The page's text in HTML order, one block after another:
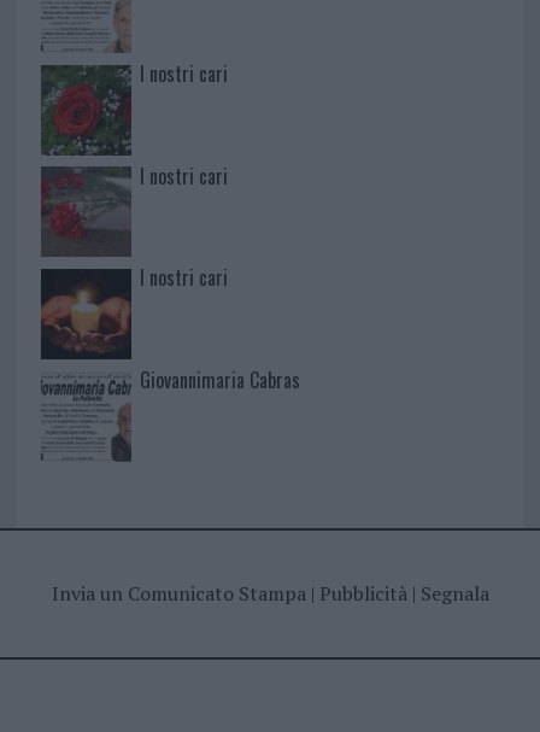
I nostri cari
I nostri cari
I nostri cari
Giovannimaria Cabras
Invia un Comunicato Stampa| Pubblicità| Segnala